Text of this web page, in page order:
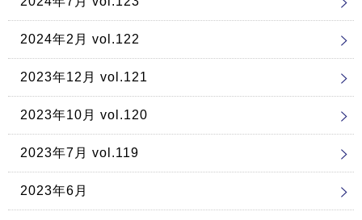
2024年2月 vol.122
2023年12月 vol.121
2023年10月 vol.120
2023年7月 vol.119
2023年6月